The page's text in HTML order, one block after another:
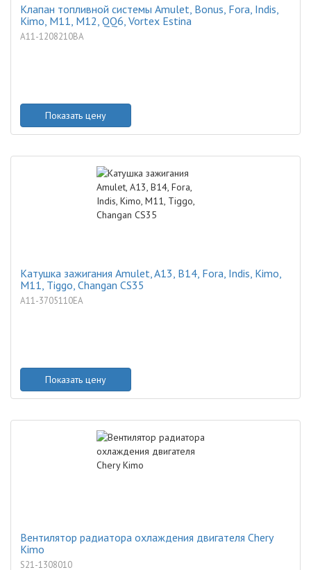
Клапан топливной системы Amulet, Bonus, Fora, Indis,
Kimo, M11, M12, QQ6, Vortex Estina
A11-1208210BA
Показать цену
Катушка зажигания Amulet, A13, B14, Fora, Indis, Kimo,
M11, Tiggo, Changan CS35
A11-3705110EA
Показать цену
Вентилятор радиатора охлаждения двигателя Chery
Kimo
S21-1308010